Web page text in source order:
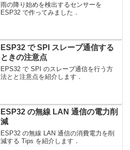
雨の降り始めを検出するセンサーを
ESP32 で作ってみました．
ESP32 で SPI スレーブ通信する
ときの注意点
EPS32 で SPI のスレーブ通信を行う方
法とと注意点を紹介します．
ESP32 の無線 LAN 通信の電力削
減
ESP32 の無線 LAN 通信の消費電力を削
減する Tips を紹介します．